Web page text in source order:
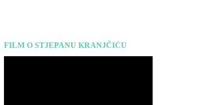
FILM O STJEPANU KRANJČIĆU